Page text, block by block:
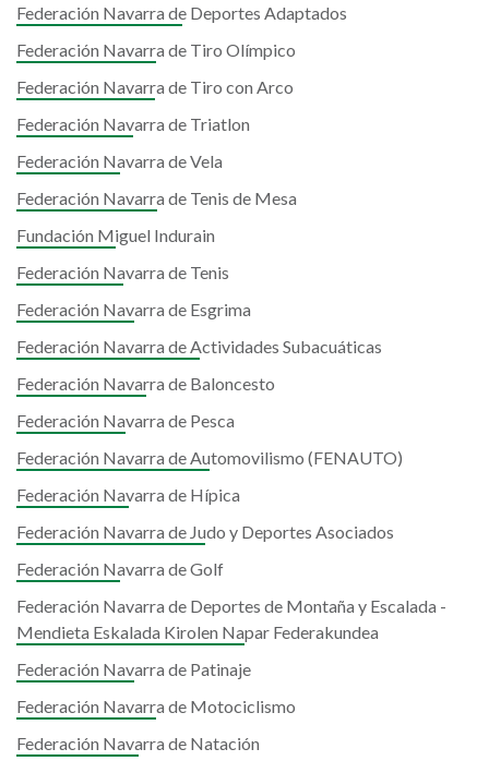
Federación Navarra de Deportes Adaptados
Federación Navarra de Tiro Olímpico
Federación Navarra de Tiro con Arco
Federación Navarra de Triatlon
Federación Navarra de Vela
Federación Navarra de Tenis de Mesa
Fundación Miguel Indurain
Federación Navarra de Tenis
Federación Navarra de Esgrima
Federación Navarra de Actividades Subacuáticas
Federación Navarra de Baloncesto
Federación Navarra de Pesca
Federación Navarra de Automovilismo (FENAUTO)
Federación Navarra de Hípica
Federación Navarra de Judo y Deportes Asociados
Federación Navarra de Golf
Federación Navarra de Deportes de Montaña y Escalada -
Mendieta Eskalada Kirolen Napar Federakundea
Federación Navarra de Patinaje
Federación Navarra de Motociclismo
Federación Navarra de Natación